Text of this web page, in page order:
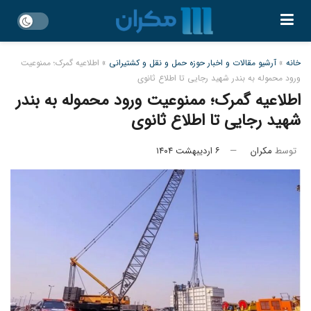
خانه » آرشیو مقالات و اخبار حوزه حمل و نقل و کشتیرانی » اطلاعیه گمرک؛ ممنوعیت
ورود محموله‌ به بندر شهید رجایی تا اطلاع ثانوی
اطلاعیه گمرک؛ ممنوعیت ورود محموله‌ به بندر
شهید رجایی تا اطلاع ثانوی
توسط مکران ۶ اردیبهشت ۱۴۰۴